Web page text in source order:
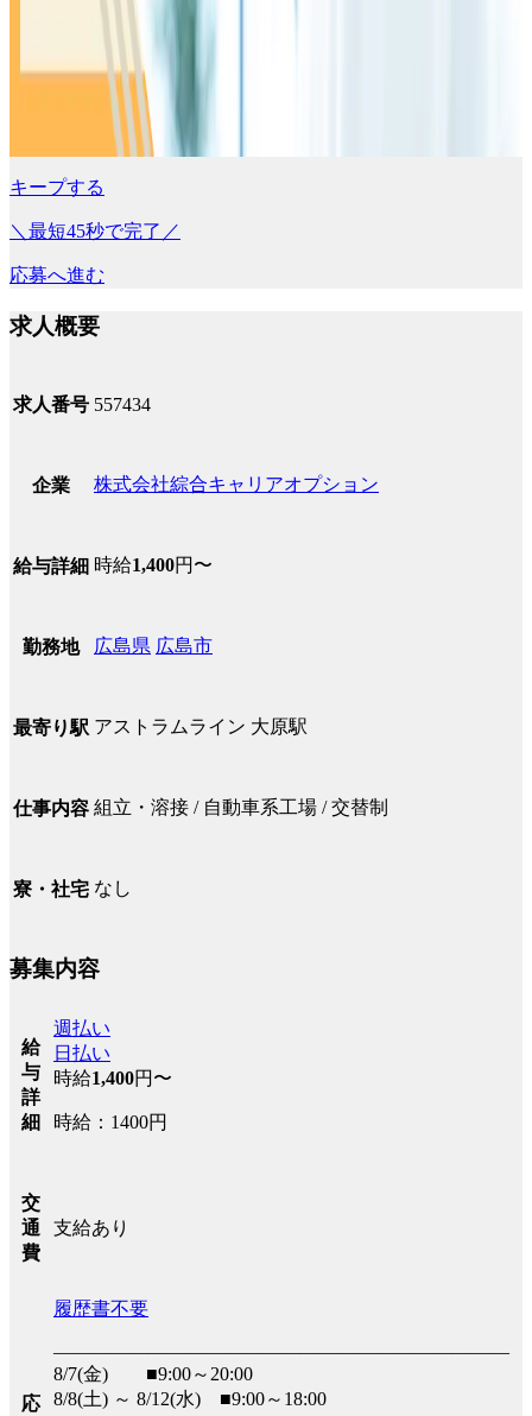
キープする
＼最短45秒で完了／
応募へ進む
求人概要
求人番号 557434
企業 株式会社綜合キャリアオプション
給与詳細 時給1,400円〜
勤務地 広島県 広島市
最寄り駅 アストラムライン 大原駅
仕事内容 組立・溶接 / 自動車系工場 / 交替制
寮・社宅 なし
募集内容
給
与
詳
細
週払い
日払い
時給1,400円〜
時給：1400円
交
通
費
支給あり
応
履歴書不要
――――――――――――――――――――――――
8/7(金) ■9:00～20:00
8/8(土) ～ 8/12(水) ■9:00～18:00